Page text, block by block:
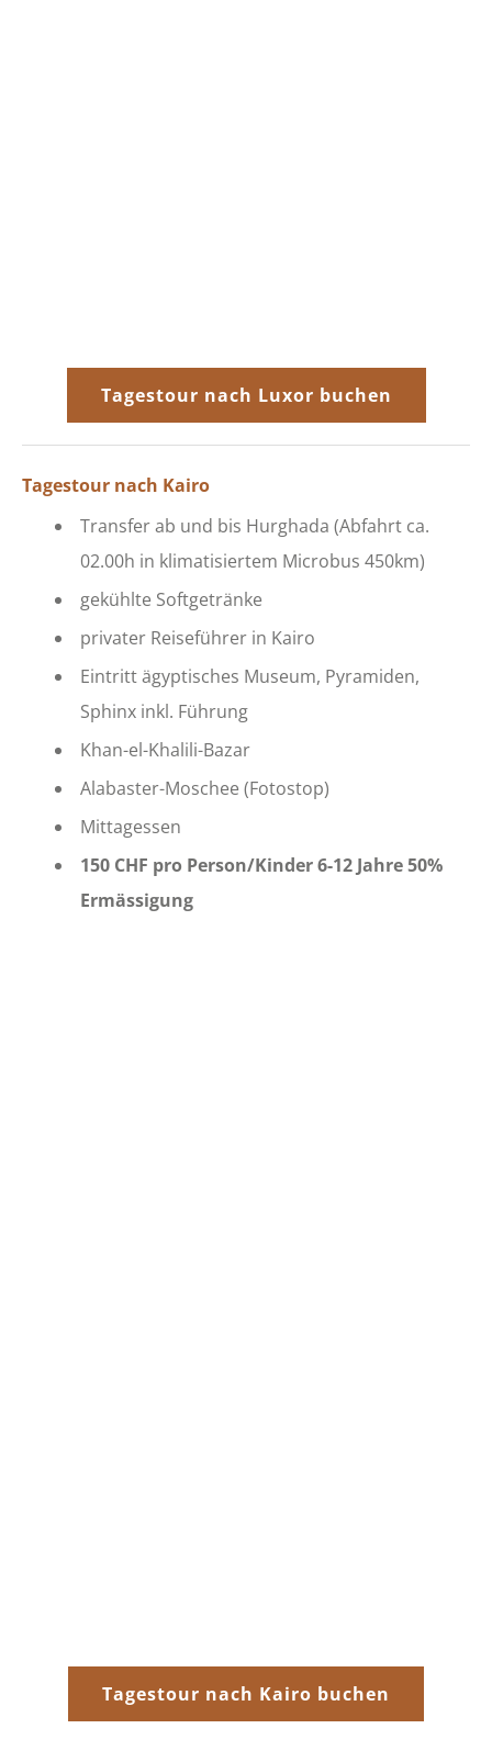
Tagestour nach Luxor buchen
Tagestour nach Kairo
Transfer ab und bis Hurghada (Abfahrt ca.
02.00h in klimatisiertem Microbus 450km)
gekühlte Softgetränke
privater Reiseführer in Kairo
Eintritt ägyptisches Museum, Pyramiden,
Sphinx inkl. Führung
Khan-el-Khalili-Bazar
Alabaster-Moschee (Fotostop)
Mittagessen​
150 CHF pro Person/Kinder 6-12 Jahre 50%
Ermässigung
Tagestour nach Kairo buchen